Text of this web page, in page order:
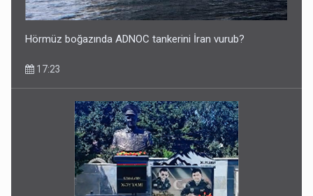
Hörmüz boğazında ADNOC tankerini İran vurub?
17:23